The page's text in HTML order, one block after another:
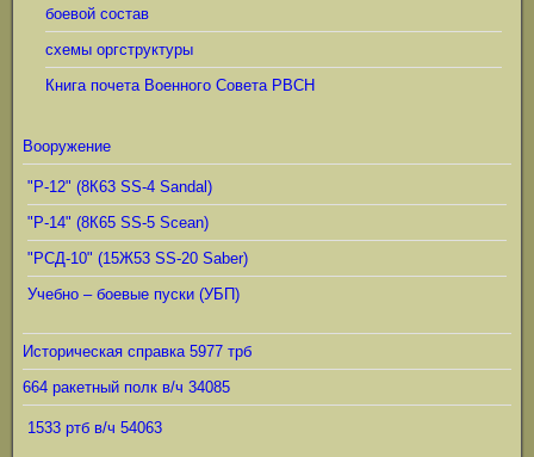
боевой состав
схемы оргструктуры
Книга почета Военного Совета РВСН
Вооружение
"Р-12" (8К63 SS-4 Sandal)
"Р-14" (8К65 SS-5 Scean)
"РСД-10" (15Ж53 SS-20 Saber)
Учебно – боевые пуски (УБП)
Историческая справка 5977 трб
664 ракетный полк в/ч 34085
1533 ртб в/ч 54063